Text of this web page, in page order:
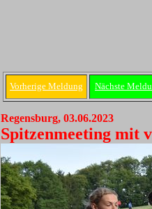
Vorherige Meldung Nächste
Regensburg, 03.06.2023
Spitzenmeeting mit